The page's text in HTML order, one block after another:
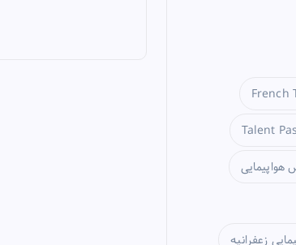
French
Talent
هواپیمایی
زعفرانیه